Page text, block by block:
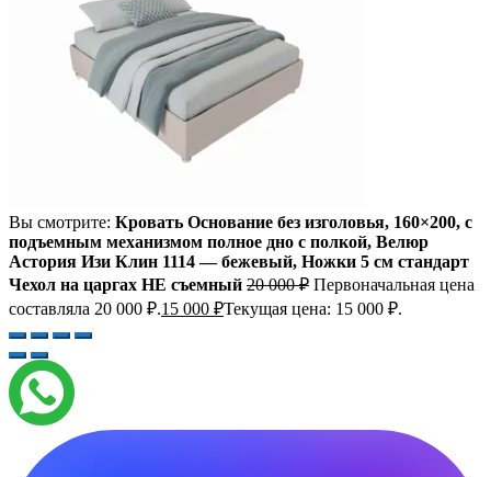
Вы смотрите: Кровать Основание без изголовья, 160×200, с
подъемным механизмом полное дно с полкой, Велюр
Астория Изи Клин 1114 — бежевый, Ножки 5 см стандарт
Чехол на царгах НЕ съемный 20 000₽ Первоначальная цена
составляла 20 000 ₽.15 000 ₽Текущая цена: 15 000 ₽.